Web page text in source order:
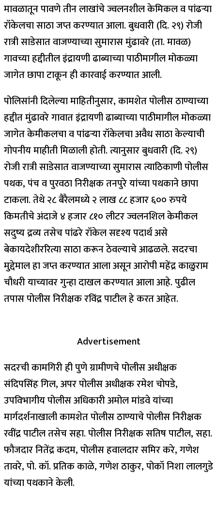
मावळातून पावणे तीन लाखांचे ज्वलनशील केमिकल व पांढऱ्या
रॉकेलचा साठा जप्त करण्यात आला. बुधवारी (दि. २९) रोजी
रात्री साडेसात वाजण्याच्या सुमारास मुंढावरे (ता. मावळ)
गावच्या हद्दीतील इंद्रायणी ढाब्याच्या पाठीमागील मोकळ्या
जागेत छापा टाकून ही कारवाई करण्यात आली.
पोलिसांनी दिलेल्या माहितीनुसार, कामशेत पोलीस ठाण्याच्या
हद्दीत मुंढावरे गावात इंद्रायणी ढाब्याच्या पाठीमागील मोकळ्या
जागेत केमीकलचा व पांढऱ्या रॉकेलचा अवैध साठा केल्याची
गोपनीय माहीती मिळाली होती. त्यानुसार बुधवारी (दि. २९)
रोजी रात्री साडेसात वाजण्याच्या सुमारास त्याठिकाणी पोलीस
पथक, पंच व पुरवठा निरीक्षक तनपुरे यांच्या पथकाने छापा
टाकला. तेथे २८ बैरैलमध्ये २ लाख ८८ हजार ६०० रुपये
किमतीचे अंदाजे ४ हजार ८१० लीटर ज्वलनशिल केमीकल
सदुष्य द्रव्य तसेच पांढरे रॉकेल सदृश्य पदार्थ असे
बेकायदेशीररित्या साठा करून ठेवल्याचे आढळले. सदरचा
मुद्देमाल हा जप्त करण्यात आला असून आरोपी महेंद्र काळुराम
चौधरी याच्यावर गुन्हा दाखल करण्यात आला आहे. पुढील
तपास पोलीस निरीक्षक रविंद्र पाटील हे करत आहेत.
Advertisement
सदरची कामगिरी ही पुणे ग्रामीणचे पोलीस अधीक्षक
संदिपसिंह गिल, अपर पोलीस अधीक्षक रमेश चोपडे,
उपविभागीय पोलीस अधिकारी अमोल मांडवे यांच्या
मार्गदर्शनाखाली कामशेत पोलीस ठाण्याचे पोलीस निरीक्षक
रवींद्र पाटील तसेच सहा. पोलीस निरीक्षक सतिष पाटील, सहा.
फौजदार नितेंद्र कदम, पोलीस हवालदार समिर करे, गणेश
तावरे, पो. कॉ. प्रतिक काळे, गणेश ठाकुर, पोकॉ निशा लालगुडे
यांच्या पथकाने केली.